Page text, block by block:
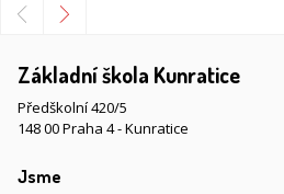
Základní škola Kunratice
Předškolní 420/5
148 00 Praha 4 - Kunratice
Jsme